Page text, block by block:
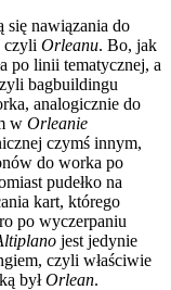
się nawiązania do
czyli Orleanu. Bo, jak
po linii tematycznej, a
bagbuildingu
analogicznie do
w Orleanie
czymś innym,
do worka po
pudełko na
kart, którego
po wyczerpaniu
jest jedynie
czyli właściwie
byłOrlean.